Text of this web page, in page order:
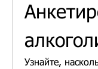
Узнайте,